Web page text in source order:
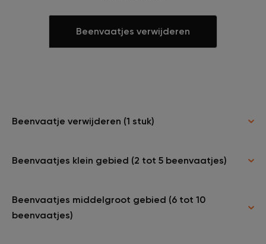
Beenvaatjes verwijderen
Beenvaatje verwijderen (1 stuk)
Beenvaatjes klein gebied (2 tot 5 beenvaatjes)
Beenvaatjes middelgroot gebied (6 tot 10
beenvaatjes)